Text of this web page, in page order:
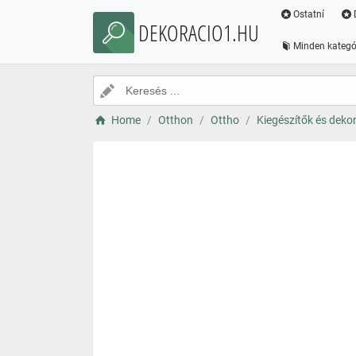
DEKORACIO1.HU
Ostatní
Minden
Home Otthon Ottho Kiegészítők és